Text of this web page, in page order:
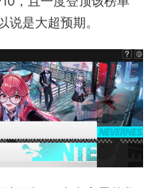
是大超预期。